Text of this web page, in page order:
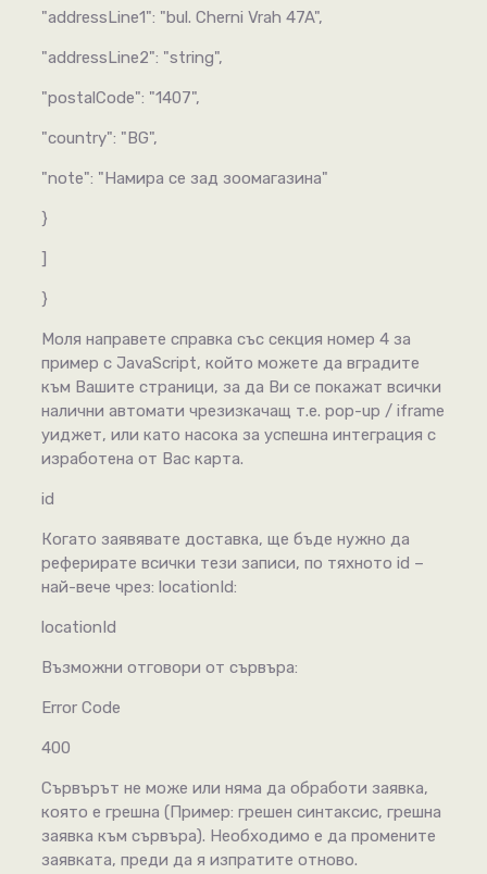
"addressLine1": "bul. Cherni Vrah 47A",
"addressLine2": "string",
"postalCode": "1407",
"country": "BG",
"note": "Намира се зад зоомагазина"
}
]
}
Моля направете справка със секция номер 4 за
пример с JavaScript, който можете да вградите
към Вашите страници, за да Ви се покажат всички
налични автомати чрезизкачащ т.е. pop-up / iframe
уиджет, или като насока за успешна интеграция с
изработена от Вас карта.
id
Когато заявявате доставка, ще бъде нужно да
реферирате всички тези записи, по тяхното id –
най-вече чрез: locationId:
locationId
Възможни отговори от сървъра:
Error Code
400
Сървърът не може или няма да обработи заявка,
която е грешна (Пример: грешен синтаксис, грешна
заявка към сървъра). Необходимо е да промените
заявката, преди да я изпратите отново.